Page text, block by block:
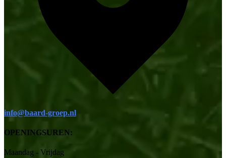
info@baard-groep.nl
OPENINGSUREN:
Maandag - Vrijdag